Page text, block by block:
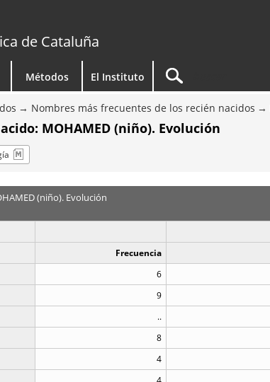
de Cataluña
Métodos El Instituto
Nombres más frecuentes de los recién nacidos
MOHAMED (niño). Evolución
(niño). Evolución
Frecuencia
6
9
..
8
4